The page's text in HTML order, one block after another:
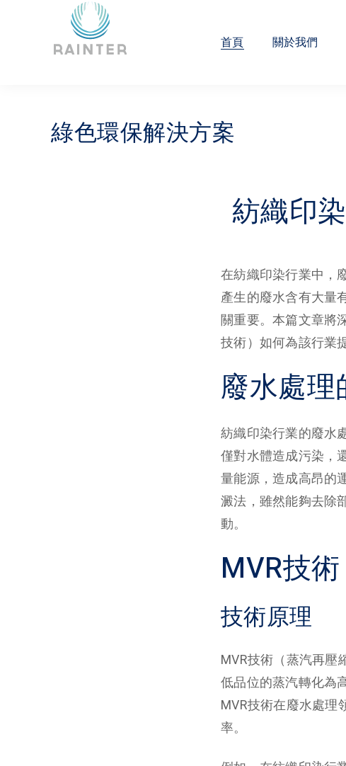
首頁 關於我們
綠色環保解決方案
紡織印
在紡織印染行業中，
產生的廢水含有大量
關重要。本篇文章將
技術）如何為該行業
廢水處
紡織印染行業的廢水
僅對水體造成污染，
量能源，造成高昂的
澱法，雖然能夠去除
動。
MVR技
技術原理
MVR技術（蒸汽再壓
低品位的蒸汽轉化為
MVR技術在廢水處理
率。